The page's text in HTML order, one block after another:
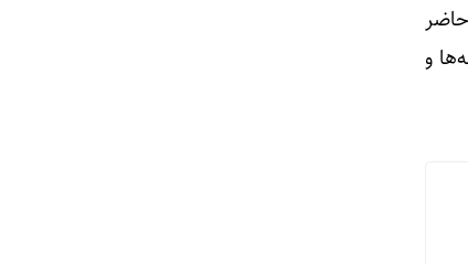
حاضر
و